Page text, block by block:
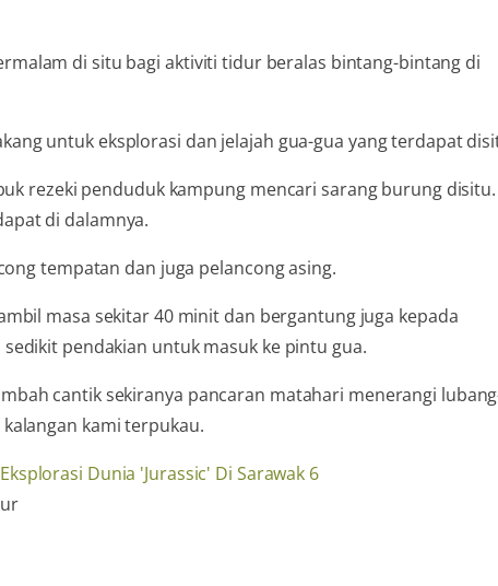
di situ bagi aktiviti tidur beralas bintang-bintang di
untuk eksplorasi dan jelajah gua-gua yang terdapat
rezeki penduduk kampung mencari sarang burung disitu.
di dalamnya.
tempatan dan juga pelancong asing.
masa sekitar 40 minit dan bergantung juga kepada
pendakian untuk masuk ke pintu gua.
cantik sekiranya pancaran matahari menerangi
kami terpukau.